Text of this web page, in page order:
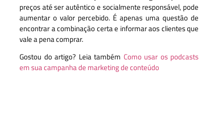
preços até ser autêntico e socialmente responsável, pode
aumentar o valor percebido. É apenas uma questão de
encontrar a combinação certa e informar aos clientes que
vale a pena comprar.
Gostou do artigo? Leia também Como usar os podcasts
em sua campanha de marketing de conteúdo